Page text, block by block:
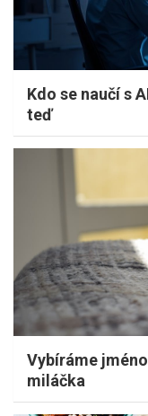
Kdo se naučí s
teď
Vybíráme
miláčka